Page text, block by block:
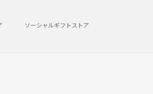
ソーシャルギフトストア